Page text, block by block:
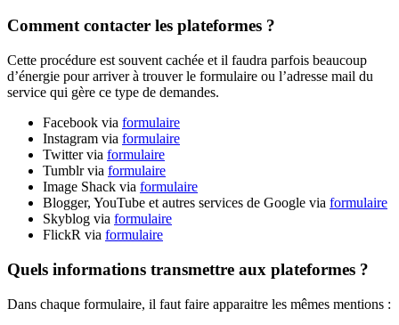
Comment contacter les plateformes ?
Cette procédure est souvent cachée et il faudra parfois beaucoup
d’énergie pour arriver à trouver le formulaire ou l’adresse mail du
service qui gère ce type de demandes.
Facebook via formulaire
Instagram via formulaire
Twitter via formulaire
Tumblr via formulaire
Image Shack via formulaire
Blogger, YouTube et autres services de Google via formulaire
Skyblog via formulaire
FlickR via formulaire
Quels informations transmettre aux plateformes ?
Dans chaque formulaire, il faut faire apparaitre les mêmes mentions :